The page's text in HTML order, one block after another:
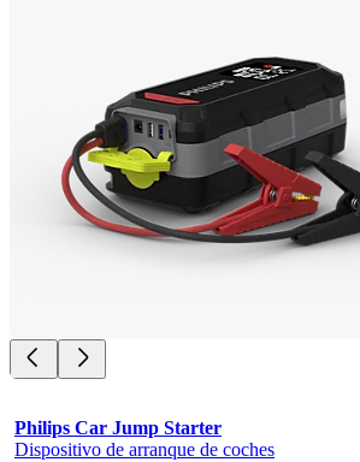
Philips Car Jump Starter
Dispositivo de arranque de coches